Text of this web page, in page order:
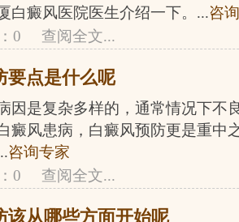
白癜风医院医生介绍一下。...咨
0
查阅全文...
要点是什么呢
是复杂多样的，通常情况下不
癜风患病，白癜风预防更是重中
咨询专家
0
查阅全文...
该从哪些方面开始呢